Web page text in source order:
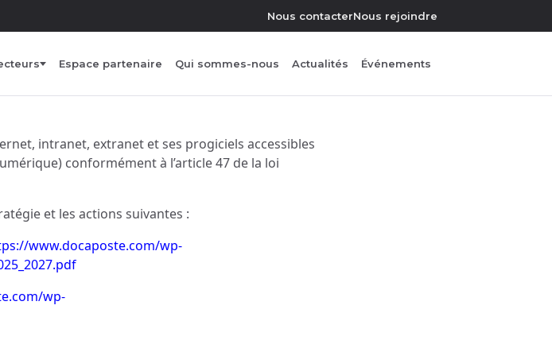
Nous contacterNous rejoindre
Espace partenaire Qui sommes-nous Actualités Événements
intranet, extranet et ses progiciels accessibles
conformément à l’article 47 de la loi
et les actions suivantes :
www.docaposte.com/wp-
wp-